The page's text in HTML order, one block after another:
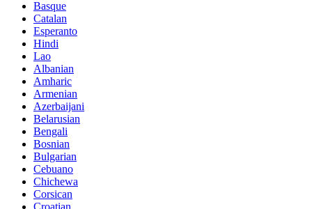
Basque
Catalan
Esperanto
Hindi
Lao
Albanian
Amharic
Armenian
Azerbaijani
Belarusian
Bengali
Bosnian
Bulgarian
Cebuano
Chichewa
Corsican
Croatian